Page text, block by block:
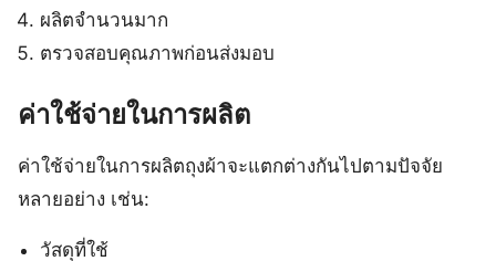
ผลิตจำนวนมาก
ตรวจสอบคุณภาพก่อนส่งมอบ
ค่าใช้จ่ายในการผลิต
ค่าใช้จ่ายในการผลิตถุงผ้าจะแตกต่างกันไปตามปัจจัย
หลายอย่าง เช่น:
วัสดุที่ใช้